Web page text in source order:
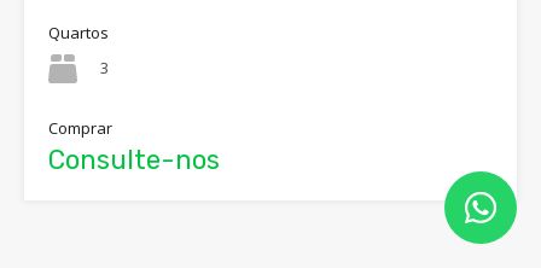
Quartos
3
Comprar
Consulte-nos